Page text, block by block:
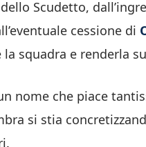
Scudetto,
cessione di
squadra e renderla
nome che piace
si stia